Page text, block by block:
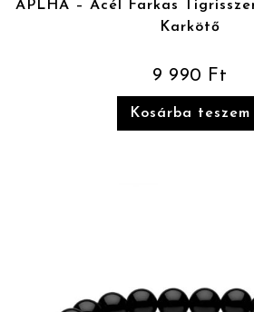
APLHA – Acél Farkas
Karkötő
9 990 Ft
Kosárba teszem